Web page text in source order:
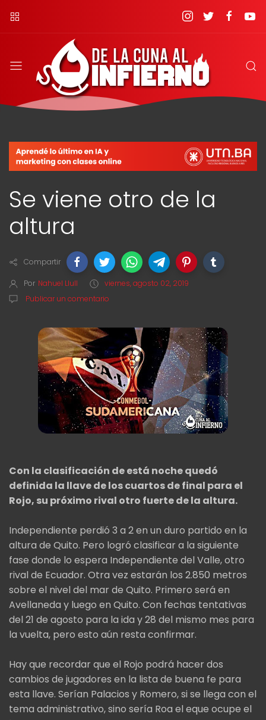
Se viene otro de la
altura
Compartir
Por Nahuel Llull
viernes, agosto 02, 2019
Publicar un comentario
Con la clasificación de está noche quedó
definida la llave de los cuartos de final para el
Rojo, su próximo rival otro fuerte de la altura.
Independiente perdió 3 a 2 en un duro partido en la
altura de Quito. Pero logró clasificar a la siguiente
fase donde lo espera Independiente del Valle, otro
rival de Ecuador. Otra vez estarán los 2.850 metros
sobre el nivel del mar de Quito. Primero será en
Avellaneda y luego en Quito. Con fechas tentativas
del 21 de agosto para la ida y 28 del mismo mes para
la vuelta, pero esto aún resta confirmar.
Hay que recordar que el Rojo podrá hacer dos
cambios de jugadores en la lista de buena fe para
esta llave. Serían Palacios y Romero, si se llega con el
tema administrativo, sino sería Roa el eque ocupe el